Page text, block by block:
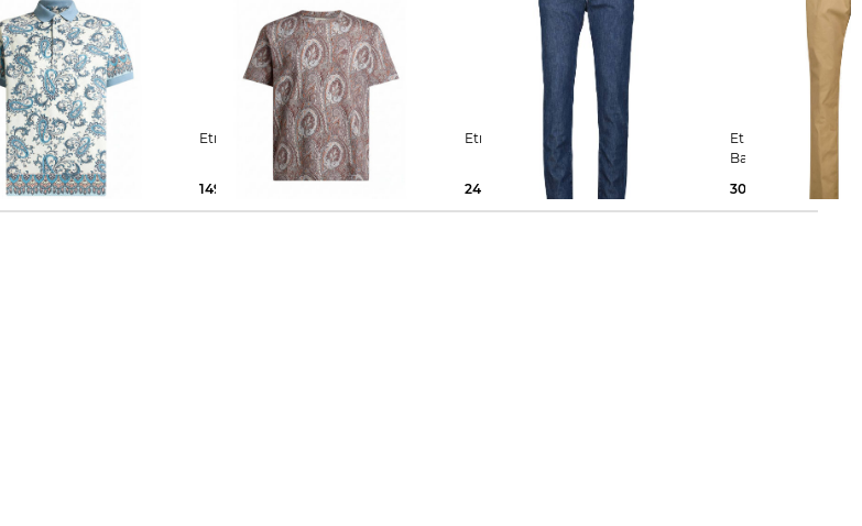
425,00 €
Etro | Herren T-Shirt ROMA
149,99 €
Etro | Herren Jeans Slim Fit
249,99 € 490,00 €
Etro | Herren Hose aus
Baumwollmix
300,00 €
590,00